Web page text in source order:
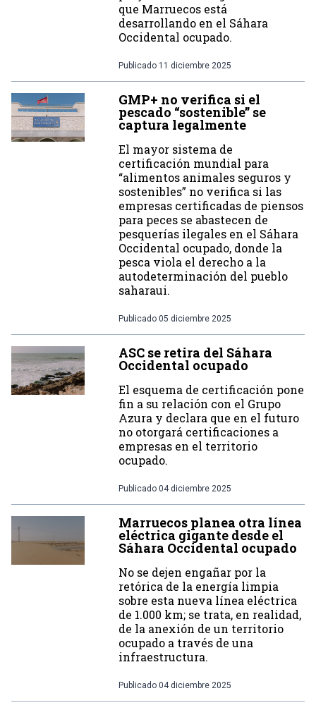
que Marruecos está
desarrollando en el Sáhara
Occidental ocupado.
Publicado 11 diciembre 2025
GMP+ no verifica si el
pescado “sostenible” se
captura legalmente
El mayor sistema de
certificación mundial para
“alimentos animales seguros y
sostenibles” no verifica si las
empresas certificadas de piensos
para peces se abastecen de
pesquerías ilegales en el Sáhara
Occidental ocupado, donde la
pesca viola el derecho a la
autodeterminación del pueblo
saharaui.
Publicado 05 diciembre 2025
ASC se retira del Sáhara
Occidental ocupado
El esquema de certificación pone
fin a su relación con el Grupo
Azura y declara que en el futuro
no otorgará certificaciones a
empresas en el territorio
ocupado.
Publicado 04 diciembre 2025
Marruecos planea otra línea
eléctrica gigante desde el
Sáhara Occidental ocupado
No se dejen engañar por la
retórica de la energía limpia
sobre esta nueva línea eléctrica
de 1.000 km; se trata, en realidad,
de la anexión de un territorio
ocupado a través de una
infraestructura.
Publicado 04 diciembre 2025